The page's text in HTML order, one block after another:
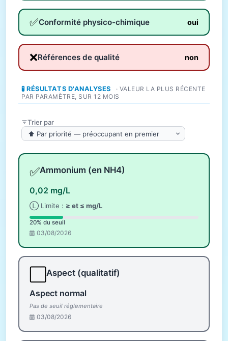
✅Conformité physico-chimique oui
❌Références de qualité non
🧪 RÉSULTATS D'ANALYSES
· VALEUR LA PLUS RÉCENTE
PAR PARAMÈTRE, SUR 12 MOIS
Trier par
✅Ammonium (en NH4)
0,02 mg/L
Ⓛ Limite : ≥ et ≤ mg/L
20% du seuil
03/08/2026
Aspect (qualitatif)
Aspect normal
Pas de seuil réglementaire
03/08/2026